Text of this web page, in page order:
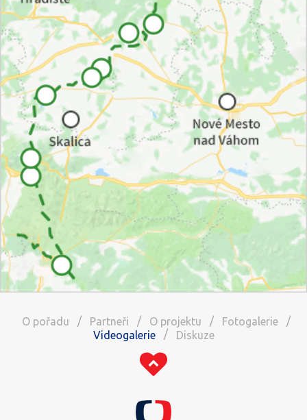
O pořadu / Partneři / O projektu / Fotogalerie
/
Videogalerie
/ Diskuze